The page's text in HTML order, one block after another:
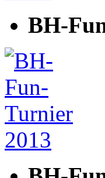
BH-